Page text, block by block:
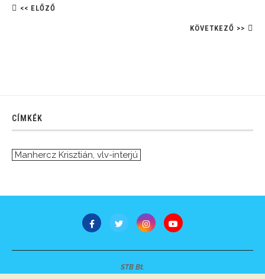
<< ELŐZŐ
KÖVETKEZŐ >>
CÍMKÉK
Manhercz Krisztián, vlv-interjú
STB Bt.